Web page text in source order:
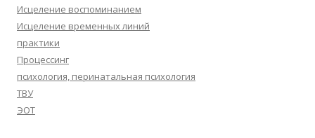
Исцеление воспоминанием
Исцеление временных линий
практики
Процессинг
психология, перинатальная психология
ТВУ
ЭОТ